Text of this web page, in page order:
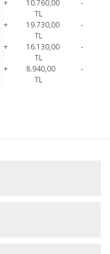
+
10.760,00
TL
-
+
19.730,00
TL
-
+
16.130,00
TL
-
+
8.940,00
TL
-